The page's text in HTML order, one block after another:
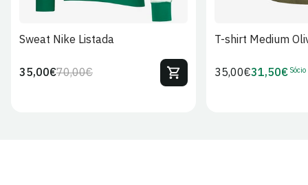
Sweat Nike Listada
Preço
70,00€Preço
35,00€
T-shirt Medium
Preço
35,00€Preço
31,50€ Sócio